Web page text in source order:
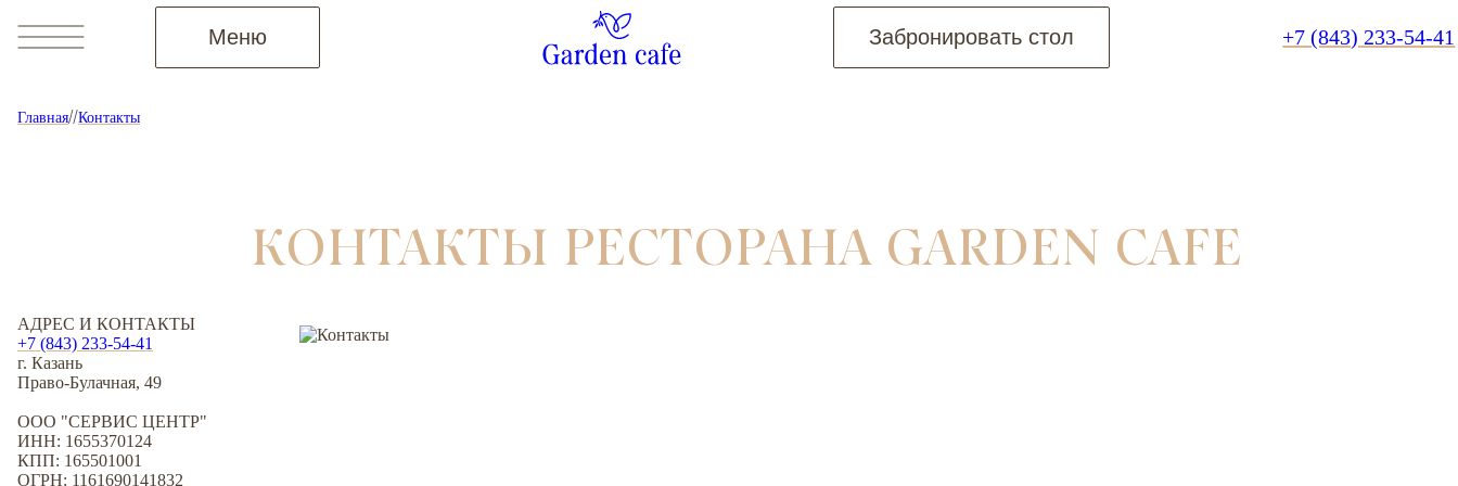
Меню Забронировать стол +7 (843) 233-54-41
Главная Контакты
КОНТАКТЫ РЕСТОРАНА GARDEN CAFE
АДРЕС И КОНТАКТЫ
+7 (843) 233-54-41
г. Казань
Право-Булачная, 49
ООО "СЕРВИС ЦЕНТР"
ИНН: 1655370124
КПП: 165501001
ОГРН: 1161690141832